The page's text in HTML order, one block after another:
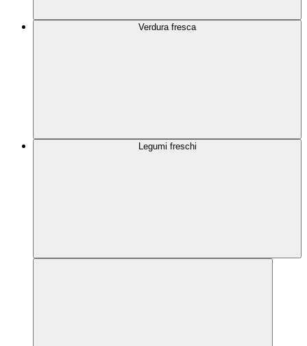
Verdura fresca
Legumi freschi